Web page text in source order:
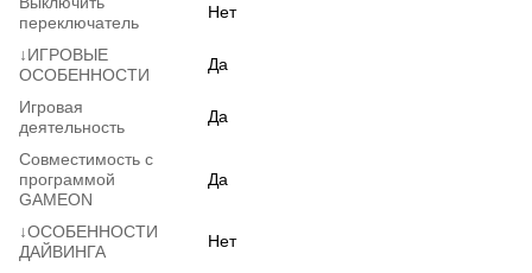
переключатель
Нет
↓ИГРОВЫЕ
ОСОБЕННОСТИ
Да
Игровая
деятельность
Да
Совместимость с
программой
GAMEON
Да
↓ОСОБЕННОСТИ
ДАЙВИНГА
Нет